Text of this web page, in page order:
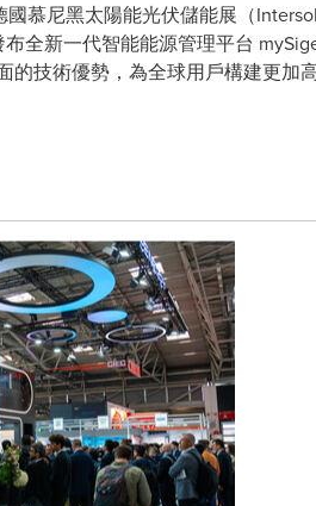
慕尼黑太陽能光伏儲能展（
全新一代智能能源管理平台
技術優勢，為全球用戶構建更加